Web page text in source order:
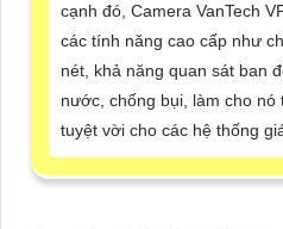
cạnh đó, Camera VanTech
các tính năng cao cấp như
nét, khả năng quan sát ban
nước, chống bụi, làm cho
tuyệt vời cho các hệ thống